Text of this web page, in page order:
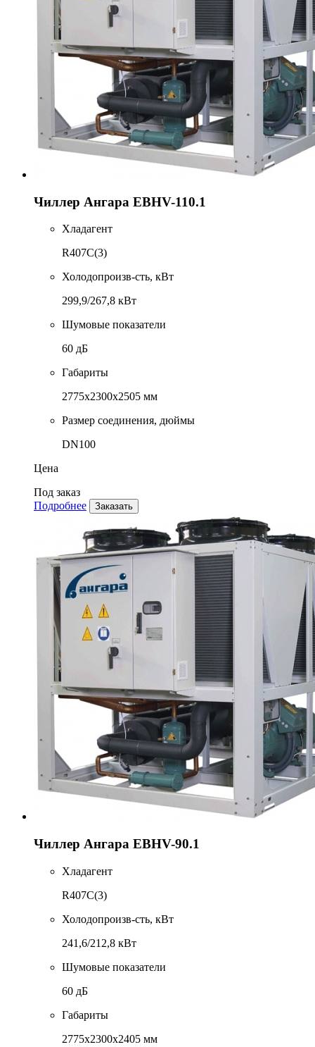
Чиллер Ангара EBHV-110.1
Хладагент
R407C(3)
Холодопроизв-сть, кВт
299,9/267,8 кВт
Шумовые показатели
60 дБ
Габариты
2775x2300x2505 мм
Размер соединения, дюймы
DN100
Цена
Под заказ
Подробнее
Заказать
Чиллер Ангара EBHV-90.1
Хладагент
R407C(3)
Холодопроизв-сть, кВт
241,6/212,8 кВт
Шумовые показатели
60 дБ
Габариты
2775x2300x2405 мм